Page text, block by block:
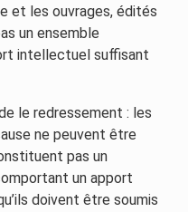
et les ouvrages, édités
un ensemble
intellectuel suffisant
le redressement : les
ne peuvent être
pas un
un apport
doivent être soumis